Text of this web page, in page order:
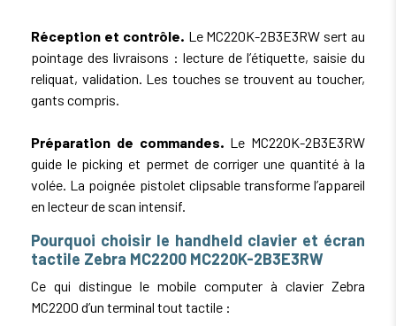
Réception et contrôle. Le MC220K-2B3E3RW sert au
pointage des livraisons : lecture de l’étiquette, saisie du
reliquat, validation. Les touches se trouvent au toucher,
gants compris.
Préparation de commandes. Le MC220K-2B3E3RW
guide le picking et permet de corriger une quantité à la
volée. La poignée pistolet clipsable transforme l’appareil
en lecteur de scan intensif.
Pourquoi choisir le handheld clavier et écran
tactile Zebra MC2200 MC220K-2B3E3RW
Ce qui distingue le mobile computer à clavier Zebra
MC2200 d’un terminal tout tactile :